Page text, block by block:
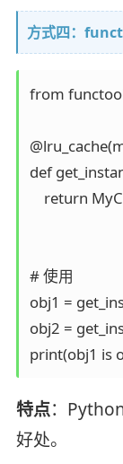
方式四：
from
def
return
# 使用
obj1 =
obj2 =
特点：
好处。